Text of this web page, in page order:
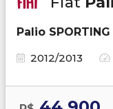
Palio
2012/2013